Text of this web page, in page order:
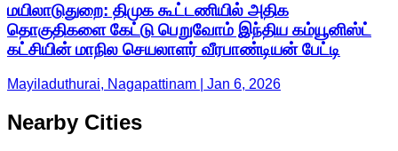
மயிலாடுதுறை: திமுக கூட்டணியில் அதிக
தொகுதிகளை கேட்டு பெறுவோம் இந்திய கம்யூனிஸ்ட்
கட்சியின் மாநில செயலாளர் வீரபாண்டியன் பேட்டி
Mayiladuthurai, Nagapattinam | Jan 6, 2026
Nearby Cities